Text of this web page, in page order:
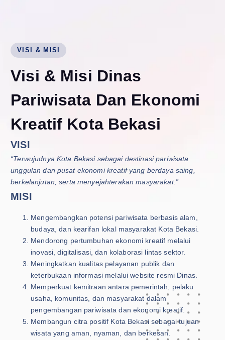
VISI & MISI
Visi & Misi Dinas
Pariwisata Dan Ekonomi
Kreatif Kota Bekasi
VISI
“Terwujudnya Kota Bekasi sebagai destinasi pariwisata
unggulan dan pusat ekonomi kreatif yang berdaya saing,
berkelanjutan, serta menyejahterakan masyarakat.”
MISI
Mengembangkan potensi pariwisata berbasis alam,
budaya, dan kearifan lokal masyarakat Kota Bekasi.
Mendorong pertumbuhan ekonomi kreatif melalui
inovasi, digitalisasi, dan kolaborasi lintas sektor.
Meningkatkan kualitas pelayanan publik dan
keterbukaan informasi melalui website resmi Dinas.
Memperkuat kemitraan antara pemerintah, pelaku
usaha, komunitas, dan masyarakat dalam
pengembangan pariwisata dan ekonomi kreatif.
Membangun citra positif Kota Bekasi sebagai tujuan
wisata yang aman, nyaman, dan berkesan.